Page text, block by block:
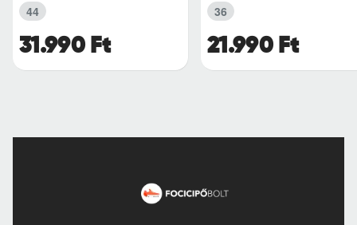
31.990 Ft
44
21.990 Ft
36